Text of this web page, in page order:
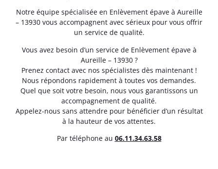
Notre équipe spécialisée en Enlèvement épave à Aureille
– 13930 vous accompagnent avec sérieux pour vous offrir
un service de qualité.
Vous avez besoin d’un service de Enlèvement épave à
Aureille – 13930 ?
Prenez contact avec nos spécialistes dès maintenant !
Nous répondons rapidement à toutes vos demandes.
Quel que soit votre besoin, nous vous garantissons un
accompagnement de qualité.
Appelez-nous sans attendre pour bénéficier d’un résultat
à la hauteur de vos attentes.
Par téléphone au 06.11.34.63.58